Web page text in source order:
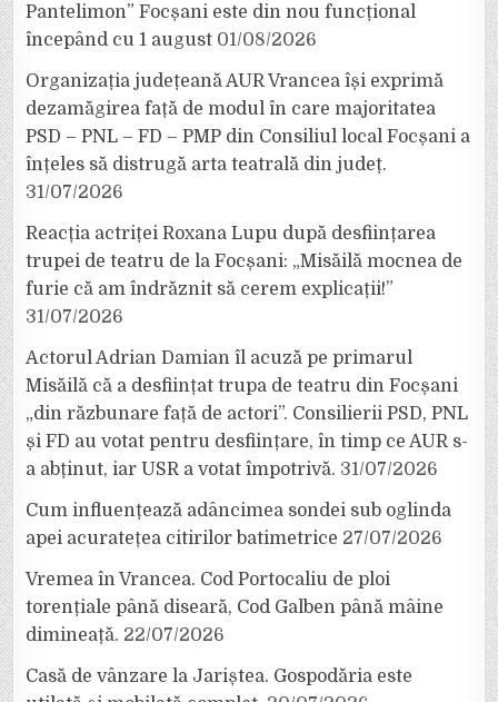
Pantelimon” Focșani este din nou funcțional
începând cu 1 august 01/08/2026
Organizația județeană AUR Vrancea își exprimă
dezamăgirea față de modul în care majoritatea
PSD – PNL – FD – PMP din Consiliul local Focșani a
înțeles să distrugă arta teatrală din județ.
31/07/2026
Reacția actriței Roxana Lupu după desființarea
trupei de teatru de la Focșani: „Misăilă mocnea de
furie că am îndrăznit să cerem explicații!”
31/07/2026
Actorul Adrian Damian îl acuză pe primarul
Misăilă că a desființat trupa de teatru din Focșani
„din răzbunare față de actori”. Consilierii PSD, PNL
și FD au votat pentru desființare, în timp ce AUR s-
a abținut, iar USR a votat împotrivă. 31/07/2026
Cum influențează adâncimea sondei sub oglinda
apei acuratețea citirilor batimetrice 27/07/2026
Vremea în Vrancea. Cod Portocaliu de ploi
torențiale până diseară, Cod Galben până mâine
dimineață. 22/07/2026
Casă de vânzare la Jariștea. Gospodăria este